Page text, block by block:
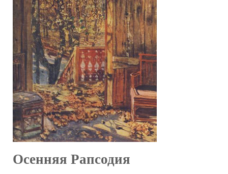
Осенняя Рапсодия